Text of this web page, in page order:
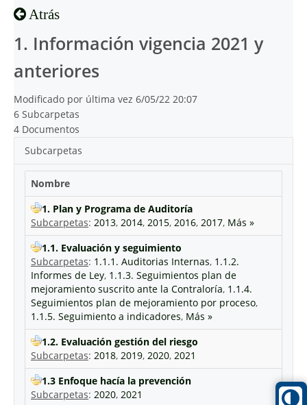
Atrás
1. Información vigencia 2021 y
anteriores
Modificado por última vez 6/05/22 20:07
6 Subcarpetas
4 Documentos
Subcarpetas
Nombre
1. Plan y Programa de Auditoría
Subcarpetas: 2013, 2014, 2015, 2016, 2017, Más »
1.1. Evaluación y seguimiento
Subcarpetas: 1.1.1. Auditorias Internas, 1.1.2.
Informes de Ley, 1.1.3. Seguimientos plan de
mejoramiento suscrito ante la Contraloría, 1.1.4.
Seguimientos plan de mejoramiento por proceso,
1.1.5. Seguimiento a indicadores, Más »
1.2. Evaluación gestión del riesgo
Subcarpetas: 2018, 2019, 2020, 2021
1.3 Enfoque hacía la prevención
Subcarpetas: 2020, 2021